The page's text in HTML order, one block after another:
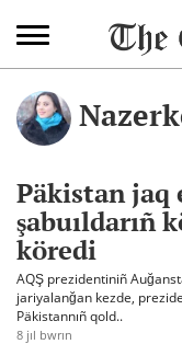
Päkistan jaq
şabuıldarıñ
köredi
AQŞ prezidentiniñ
jariyalanğan kezde,
Päkistannıñ qold..
8 jıl bwrın